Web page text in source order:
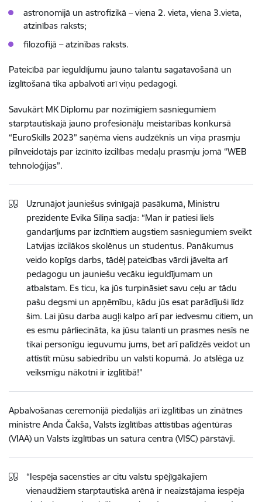
astronomijā un astrofizikā – viena 2. vieta, viena 3.vieta,
atzinības raksts;
filozofijā – atzinības raksts.
Pateicībā par ieguldījumu jauno talantu sagatavošanā un
izglītošanā tika apbalvoti arī viņu pedagogi.
Savukārt MK Diplomu par nozīmīgiem sasniegumiem
starptautiskajā jauno profesionāļu meistarības konkursā
“EuroSkills 2023” saņēma viens audzēknis un viņa prasmju
pilnveidotājs par izcīnīto izcilības medaļu prasmju jomā “WEB
tehnoloģijas”.
Uzrunājot jauniešus svinīgajā pasākumā, Ministru
prezidente Evika Siliņa sacīja: “Man ir patiesi liels
gandarījums par izcīnītiem augstiem sasniegumiem sveikt
Latvijas izcilākos skolēnus un studentus. Panākumus
veido kopīgs darbs, tādēļ pateicības vārdi jāvelta arī
pedagogu un jauniešu vecāku ieguldījumam un
atbalstam. Es ticu, ka jūs turpināsiet savu ceļu ar tādu
pašu degsmi un apņēmību, kādu jūs esat parādījuši līdz
šim. Lai jūsu darba augļi kalpo arī par iedvesmu citiem, un
es esmu pārliecināta, ka jūsu talanti un prasmes nesīs ne
tikai personīgu ieguvumu jums, bet arī palīdzēs veidot un
attīstīt mūsu sabiedrību un valsti kopumā. Jo atslēga uz
veiksmīgu nākotni ir izglītībā!”
Apbalvošanas ceremonijā piedalījās arī izglītības un zinātnes
ministre Anda Čakša, Valsts izglītības attīstības aģentūras
(VIAA) un Valsts izglītības un satura centra (VISC) pārstāvji.
“Iespēja sacensties ar citu valstu spējīgākajiem
vienaudžiem starptautiskā arēnā ir neaizstājama iespēja